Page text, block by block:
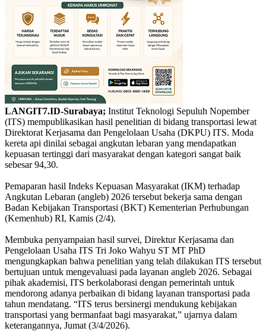
LANGIT7.ID-Surabaya; Institut Teknologi Sepuluh Nopember
(ITS) mempublikasikan hasil penelitian di bidang transportasi lewat
Direktorat Kerjasama dan Pengelolaan Usaha (DKPU) ITS. Moda
kereta api dinilai sebagai angkutan lebaran yang mendapatkan
kepuasan tertinggi dari masyarakat dengan kategori sangat baik
sebesar 94,30.
Pemaparan hasil Indeks Kepuasan Masyarakat (IKM) terhadap
Angkutan Lebaran (angleb) 2026 tersebut bekerja sama dengan
Badan Kebijakan Transportasi (BKT) Kementerian Perhubungan
(Kemenhub) RI, Kamis (2/4).
Membuka penyampaian hasil survei, Direktur Kerjasama dan
Pengelolaan Usaha ITS Tri Joko Wahyu ST MT PhD
mengungkapkan bahwa penelitian yang telah dilakukan ITS tersebut
bertujuan untuk mengevaluasi pada layanan angleb 2026. Sebagai
pihak akademisi, ITS berkolaborasi dengan pemerintah untuk
mendorong adanya perbaikan di bidang layanan transportasi pada
tahun mendatang. “ITS terus bersinergi mendukung kebijakan
transportasi yang bermanfaat bagi masyarakat,” ujarnya dalam
keterangannya, Jumat (3/4/2026).